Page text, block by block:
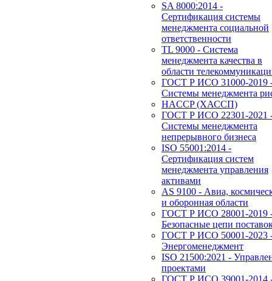
SA 8000:2014 -
Сертификация системы
менеджмента социальной
ответственности
TL 9000 - Система
менеджмента качества в
области
ГОСТ Р ИСО 31000-2019
Системы менеджмента
HACCP (ХАССП)
ГОСТ Р ИСО 22301-2021
Системы менеджмента
непрерывного бизнеса
ISO 55001:2014 -
Сертификация систем
менеджмента управления
активами
AS 9100 - Авиа,
и оборонная области
ГОСТ Р ИСО 28001-2019
Безопасные цепи
ГОСТ Р ИСО 50001-2023
Энергоменеджмент
ISO 21500:2021 -
проектами
ГОСТ Р ИСО 39001-2014